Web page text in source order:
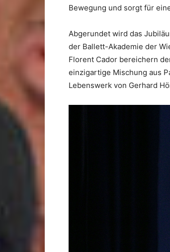
Bewegung und sorgt für
Abgerundet wird das
der Ballett-Akademie der
Florent Cador bereichern
einzigartige Mischung aus
Lebenswerk von Gerhard